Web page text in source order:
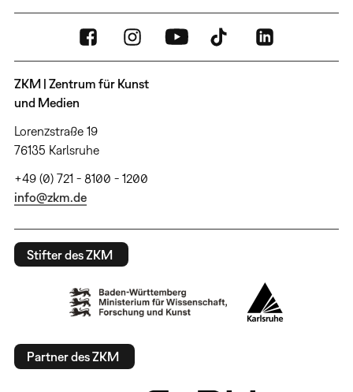
ZKM | Zentrum für Kunst
und Medien
Lorenzstraße 19
76135 Karlsruhe
+49 (0) 721 - 8100 - 1200
info@zkm.de
Stifter des ZKM
Partner des ZKM